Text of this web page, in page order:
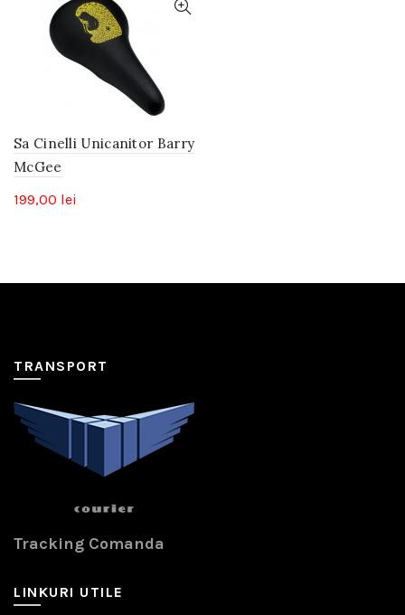
Sa Cinelli Unicanitor Barry
McGee
199,00 lei
TRANSPORT
Tracking Comanda
LINKURI UTILE